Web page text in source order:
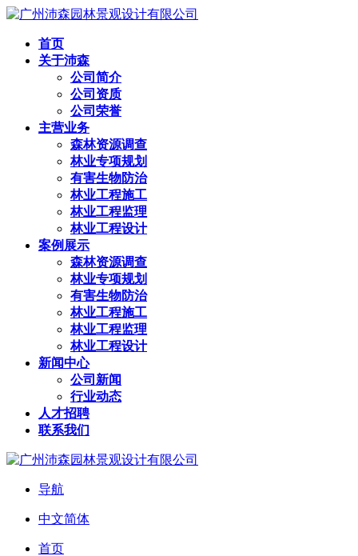
首页
关于沛森
公司简介
公司资质
公司荣誉
主营业务
森林资源调查
林业专项规划
有害生物防治
林业工程施工
林业工程监理
林业工程设计
案例展示
森林资源调查
林业专项规划
有害生物防治
林业工程施工
林业工程监理
林业工程设计
新闻中心
公司新闻
行业动态
人才招聘
联系我们
导航
中文简体
首页